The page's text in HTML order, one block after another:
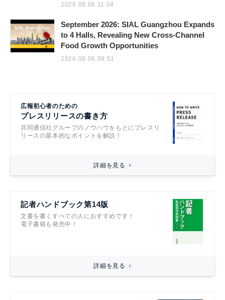
2026.08.06 11:04
September 2026: SIAL Guangzhou Expands
to 4 Halls, Revealing New Cross-Channel
Food Growth Opportunities
2026.08.06 09:51
広報初心者のための
プレスリリースの書き方
共同通信社グループのノウハウをもとにプレスリ
リースの基本的なポイントを解説！
詳細を見る
記者ハンドブック第14版
文書を書くすべての人におすすめです！
電子書籍も発売中！
詳細を見る